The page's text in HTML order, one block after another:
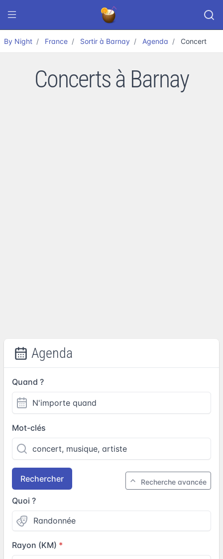
By Night France Sortir à Barnay Agenda Concert
Concerts à Barnay
Agenda
Quand ?
Mot-clés
Rechercher Recherche avancée
Quoi ?
Rayon (KM)